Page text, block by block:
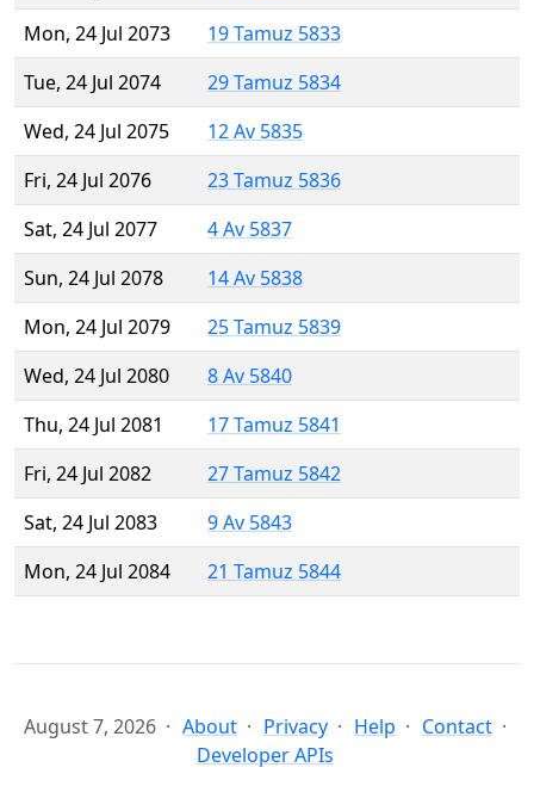
Mon, 24 Jul 2073
19 Tamuz 5833
Tue, 24 Jul 2074
29 Tamuz 5834
Wed, 24 Jul 2075
12 Av 5835
Fri, 24 Jul 2076
23 Tamuz 5836
Sat, 24 Jul 2077
4 Av 5837
Sun, 24 Jul 2078
14 Av 5838
Mon, 24 Jul 2079
25 Tamuz 5839
Wed, 24 Jul 2080
8 Av 5840
Thu, 24 Jul 2081
17 Tamuz 5841
Fri, 24 Jul 2082
27 Tamuz 5842
Sat, 24 Jul 2083
9 Av 5843
Mon, 24 Jul 2084
21 Tamuz 5844
August 7, 2026 About Privacy Help
Contact
Developer APIs